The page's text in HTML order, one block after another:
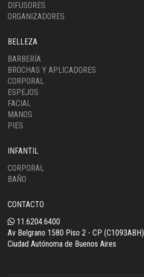
DIFUSORES
ORGANIZADORES
BELLEZA
BARBERÍA
BROCHAS Y APLICADORES
CORPORAL
ESPEJOS
FACIAL
MANOS
PIES
INFANTIL
CORPORAL
BAÑO
CONTACTO
11.6204.6400
Av Belgrano 1580 Piso 2 - CP (C1093ABH)
Ciudad Autónoma de Buenos Aires